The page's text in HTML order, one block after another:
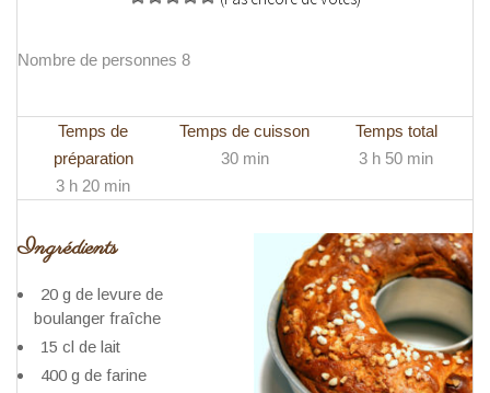
Nombre de personnes 8
Temps de
préparation
3 h 20 min
Temps de cuisson
30 min
Temps total
3 h 50 min
Ingrédients
20 g de levure de
boulanger fraîche
15 cl de lait
400 g de farine